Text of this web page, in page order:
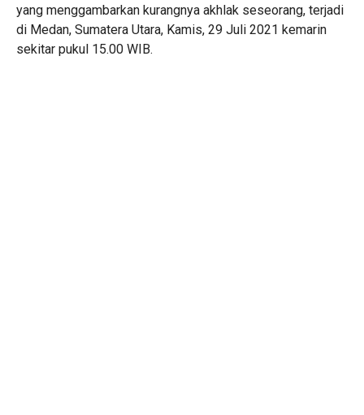
yang menggambarkan kurangnya akhlak seseorang, terjadi
di Medan, Sumatera Utara, Kamis, 29 Juli 2021 kemarin
sekitar pukul 15.00 WIB.